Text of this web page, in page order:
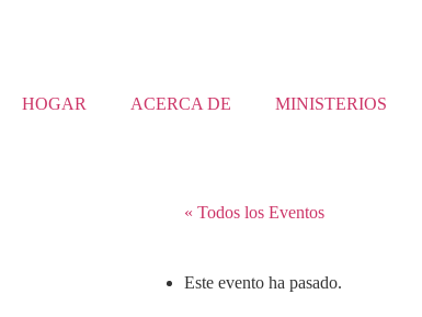
HOGAR ACERCA DE MINISTERIOS
« Todos los Eventos
Este evento ha pasado.